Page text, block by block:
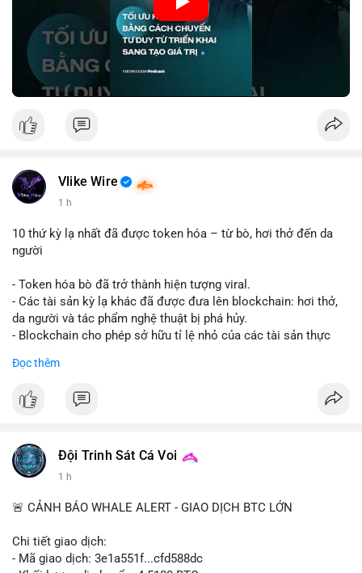
🎥 Xem video trực tiếp tại:
Nguồn: VIETSUCCESS
Vlike Wire
1 h
10 thứ kỳ lạ nhất đã được token hóa – từ bò, hơi thở đến da
người
- Token hóa bò đã trở thành hiện tượng viral.
- Các tài sản kỳ lạ khác đã được đưa lên blockchain: hơi thở,
da người và tác phẩm nghệ thuật bị phá hủy.
- Blockchain cho phép sở hữu tỉ lệ nhỏ của các tài sản thực
- Câu hỏi về pháp lý, đạo đức và bảo mật đang được đặt ra.
bất thường.
$btc $eth
#vlikevn #titanbot
📰 Nguồn: Cointelegraph
Đọc thêm
Đội Trinh Sát Cá Voi
1 h
🚨 CẢNH BÁO WHALE ALERT - GIAO DỊCH BTC LỚN
Chi tiết giao dịch:
- Mã giao dịch: 3e1a551f...cfd588dc